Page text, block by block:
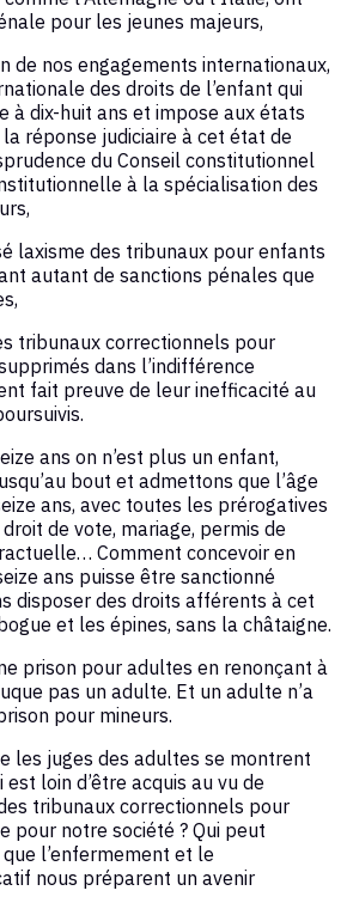
pour les jeunes majeurs,
de nos engagements internationaux,
des droits de l’enfant qui
à dix-huit ans et impose aux états
réponse judiciaire à cet état de
du Conseil constitutionnel
à la spécialisation des
laxisme des tribunaux pour enfants
autant de sanctions pénales que
tribunaux correctionnels pour
dans l’indifférence
fait preuve de leur inefficacité au
ans on n’est plus un enfant,
bout et admettons que l’âge
ans, avec toutes les prérogatives
de vote, mariage, permis de
Comment concevoir en
ans puisse être sanctionné
disposer des droits afférents à cet
et les épines, sans la châtaigne.
prison pour adultes en renonçant à
pas un adulte. Et un adulte n’a
pour mineurs.
les juges des adultes se montrent
loin d’être acquis au vu de
tribunaux correctionnels pour
pour notre société ? Qui peut
l’enfermement et le
nous préparent un avenir